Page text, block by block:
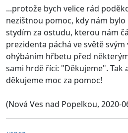
...protože bych velice rád
nezištnou pomoc, kdy nám bylo
stydím za ostudu, kterou nám
prezidenta páchá ve světě
ohýbáním hřbetu před
sami hrdě říci: "Děkujeme". Tak
děkujeme moc za pomoc!
(Nová Ves nad Popelkou, 2020-